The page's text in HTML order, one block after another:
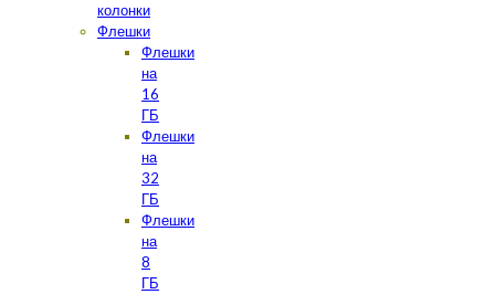
колонки
Флешки
Флешки
на
16
ГБ
Флешки
на
32
ГБ
Флешки
на
8
ГБ